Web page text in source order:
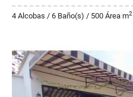
4 Alcobas / 6 Baño(s) / 500 Área m2